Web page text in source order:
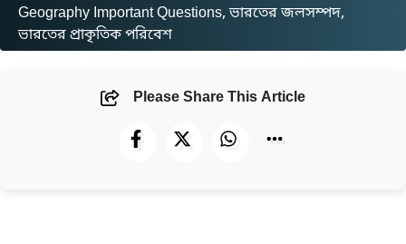
Geography Important Questions, ভারতের জলসম্পদ
ভারতের প্রাকৃতিক পরিবেশ
Please Share This Article